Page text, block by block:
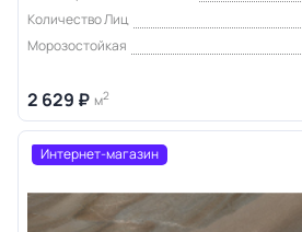
Количество Лиц
Морозостойкая
2 629 ₽ м2
Интернет-магазин